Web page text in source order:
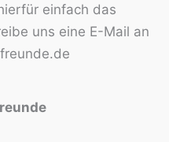
einfach das
uns eine E-Mail an